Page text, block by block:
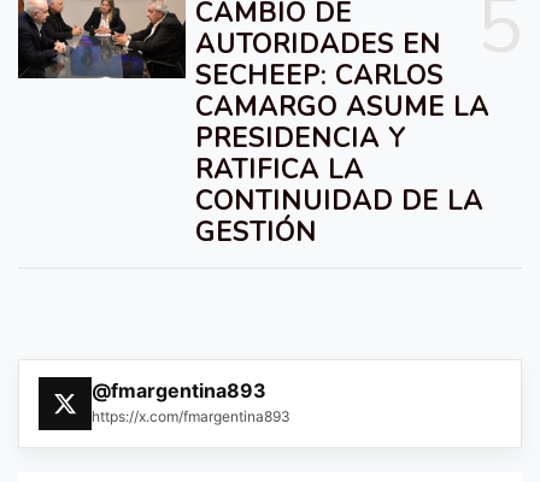
CAMBIO DE
AUTORIDADES EN
SECHEEP: CARLOS
CAMARGO ASUME LA
PRESIDENCIA Y
RATIFICA LA
CONTINUIDAD DE LA
GESTIÓN
@fmargentina893
https://x.com/fmargentina893